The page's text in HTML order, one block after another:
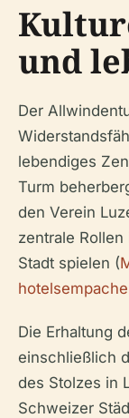
und
Der
lebendiges
Turm
den Verein
zentrale
Stadt spielen (
Die Erhaltung
einschließlich
des Stolzes in
Schweizer